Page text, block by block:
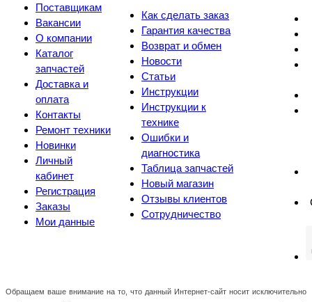
Поставщикам
Вакансии
О компании
Каталог
запчастей
Доставка и
оплата
Контакты
Ремонт техники
Новинки
Личный
кабинет
Регистрация
Заказы
Мои данные
Как сделать заказ
Гарантия качества
Возврат и обмен
Новости
Статьи
Инструкции
Инструкции к
технике
Ошибки и
диагностика
Таблица запчастей
Новый магазин
Отзывы клиентов
Сотрудничество
Обращаем ваше внимание на то, что данный Интернет-сайт носит исключительно